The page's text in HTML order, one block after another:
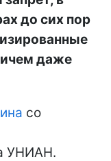
до сих пор
даже
со
УНИАН.